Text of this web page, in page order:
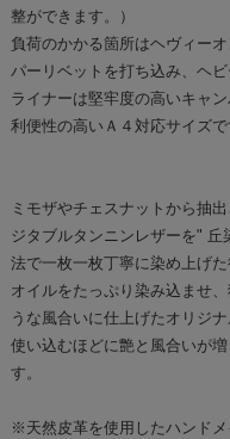
整ができます。）
負荷のかかる箇所はヘヴィー
パーリベットを打ち込み、ヘ
ライナーは堅牢度の高いキャン
利便性の高いＡ４対応サイズで
ミモザやチェスナットから抽
ジタブルタンニンレザーを"
法で一枚一枚丁寧に染め上げた
オイルをたっぷり染み込ませ
うな風合いに仕上げたオリジナ
使い込むほどに艶と風合いが
す。
※天然皮革を使用したハンド